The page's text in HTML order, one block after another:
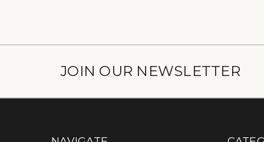
JOIN OUR NEWSLETTER